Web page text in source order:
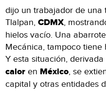
dijo un trabajador de una
Tlalpan,CDMX,
hielos vacío. Una
Mecánica, tampoco tiene
Y esta situación, derivada
calor en México, se
capital y otras entidades